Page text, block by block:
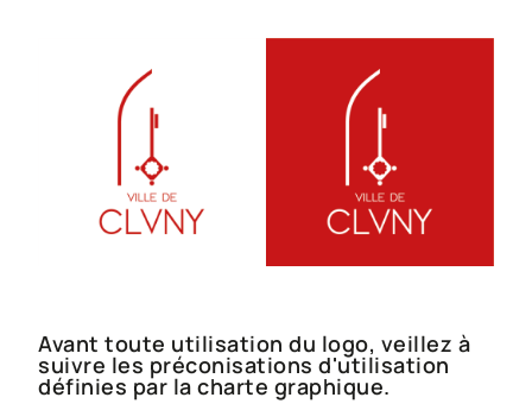
Avant toute utilisation du logo, veillez à
suivre les préconisations d'utilisation
définies par la charte graphique.